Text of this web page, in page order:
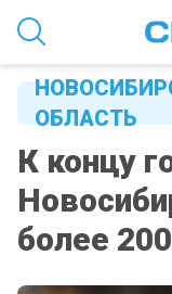
ОБЛАСТЬ
К концу
более